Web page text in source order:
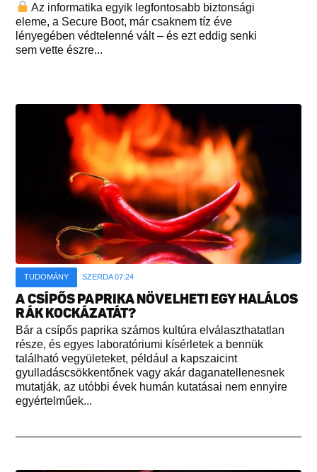
Az informatika egyik legfontosabb biztonsági
eleme, a Secure Boot, már csaknem tíz éve
lényegében védtelenné vált – és ezt eddig senki
sem vette észre...
TUDOMÁNY SZERDA 07:24
A CSÍPŐS PAPRIKA NÖVELHETI EGY HALÁLOS
RÁK KOCKÁZATÁT?
Bár a csípős paprika számos kultúra elválaszthatatlan
része, és egyes laboratóriumi kísérletek a bennük
található vegyületeket, például a kapszaicint
gyulladáscsökkentőnek vagy akár daganatellenesnek
mutatják, az utóbbi évek humán kutatásai nem ennyire
egyértelműek...